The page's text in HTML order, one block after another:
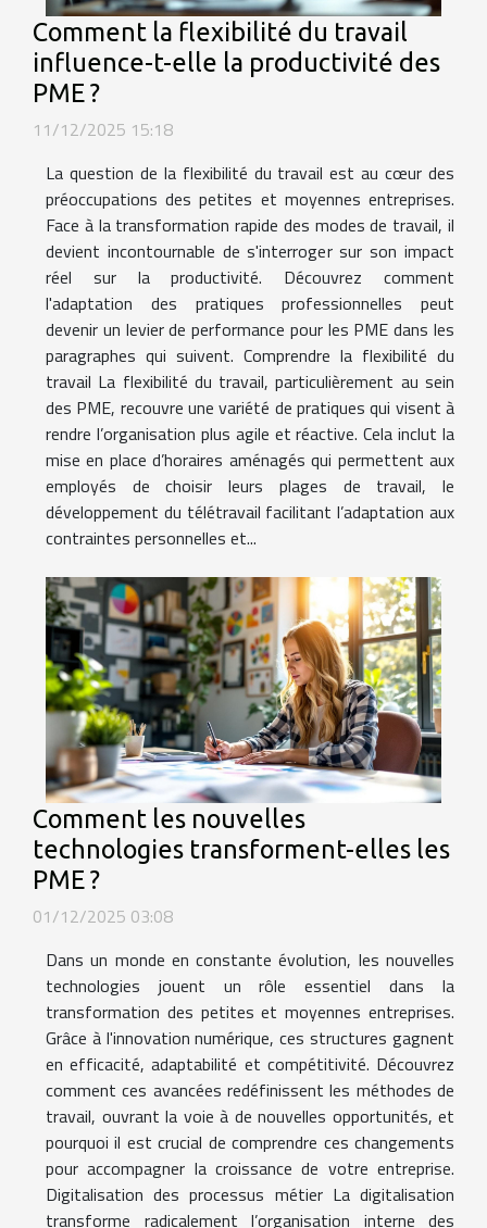
Comment la flexibilité du travail
influence-t-elle la productivité des
PME ?
11/12/2025 15:18
La question de la flexibilité du travail est au cœur des
préoccupations des petites et moyennes entreprises.
Face à la transformation rapide des modes de travail, il
devient incontournable de s'interroger sur son impact
réel sur la productivité. Découvrez comment
l'adaptation des pratiques professionnelles peut
devenir un levier de performance pour les PME dans les
paragraphes qui suivent. Comprendre la flexibilité du
travail La flexibilité du travail, particulièrement au sein
des PME, recouvre une variété de pratiques qui visent à
rendre l’organisation plus agile et réactive. Cela inclut la
mise en place d’horaires aménagés qui permettent aux
employés de choisir leurs plages de travail, le
développement du télétravail facilitant l’adaptation aux
contraintes personnelles et...
Comment les nouvelles
technologies transforment-elles les
PME ?
01/12/2025 03:08
Dans un monde en constante évolution, les nouvelles
technologies jouent un rôle essentiel dans la
transformation des petites et moyennes entreprises.
Grâce à l'innovation numérique, ces structures gagnent
en efficacité, adaptabilité et compétitivité. Découvrez
comment ces avancées redéfinissent les méthodes de
travail, ouvrant la voie à de nouvelles opportunités, et
pourquoi il est crucial de comprendre ces changements
pour accompagner la croissance de votre entreprise.
Digitalisation des processus métier La digitalisation
transforme radicalement l’organisation interne des